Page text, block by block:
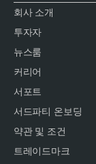
회사 소개
투자자
뉴스룸
커리어
서포트
서드파티 온보딩
약관 및 조건
트레이드마크